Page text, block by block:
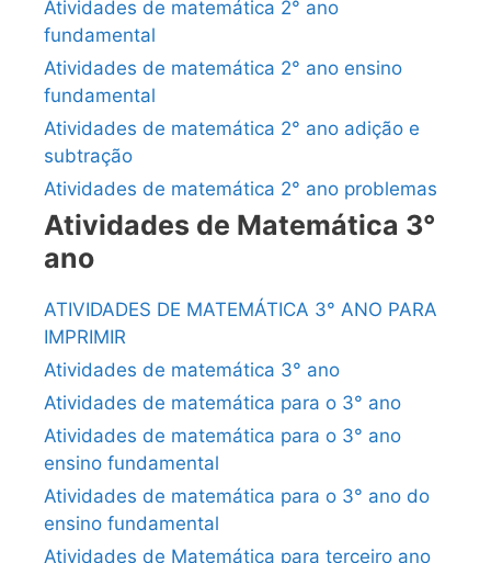
Atividades de matemática 2° ano
fundamental
Atividades de matemática 2° ano ensino
fundamental
Atividades de matemática 2° ano adição e
subtração
Atividades de matemática 2° ano problemas
Atividades de Matemática 3°
ano
ATIVIDADES DE MATEMÁTICA 3° ANO PARA
IMPRIMIR
Atividades de matemática 3° ano
Atividades de matemática para o 3° ano
Atividades de matemática para o 3° ano
ensino fundamental
Atividades de matemática para o 3° ano do
ensino fundamental
Atividades de Matemática para terceiro ano